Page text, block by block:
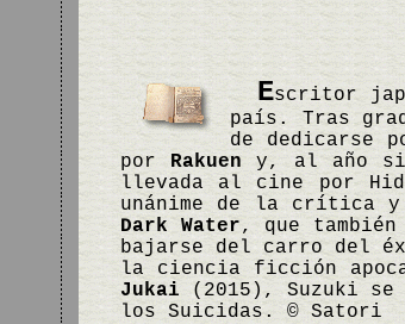
Escritor
país. Tras
de dedicarse
por Rakuen y, al año
llevada al cine por
unánime de la crítica
Dark Water, que
bajarse del carro del
la ciencia ficción
Jukai (2015), Suzuki se
los Suicidas. © Satori